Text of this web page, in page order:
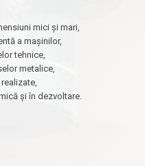
mici și mari,
a mașinilor,
tehnice,
metalice,
și în dezvoltare.